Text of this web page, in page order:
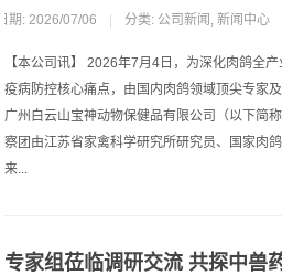
期: 2026/07/06 分类: 公司新闻 ,新闻中心
【本公司讯】 2026年7月4日，为深化肉鸽全
疫病防控核心痛点，由国内肉鸽领域顶尖专家
广州白云山宝神动物保健品有限公司（以下简
察团由江苏省家禽科学研究所研究员、国家肉
来...
专家组莅临调研交流 共探中兽